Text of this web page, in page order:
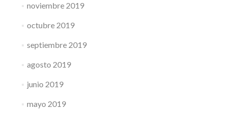
noviembre 2019
octubre 2019
septiembre 2019
agosto 2019
junio 2019
mayo 2019